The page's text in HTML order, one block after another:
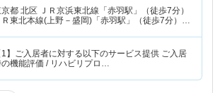
都 北区 ＪＲ京浜東北線「赤羽駅」（徒歩7分）
Ｒ東北本線(上野－盛岡)「赤羽駅」（徒歩7分）
1】ご入居者に対する以下のサービス提供 ご入居
の機能評価 / リハビリプロ…